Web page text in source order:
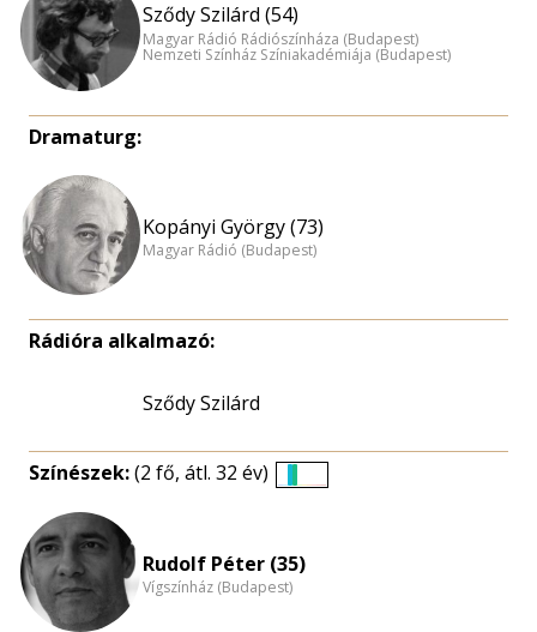
Sződy Szilárd (54)
Magyar Rádió Rádiószínháza (Budapest)
Nemzeti Színház Színiakadémiája (Budapest)
Dramaturg:
Kopányi György (73)
Magyar Rádió (Budapest)
Rádióra alkalmazó:
Sződy Szilárd
Színészek:(2 fő, átl. 32 év)
nagyítása
Rudolf Péter (35)
Vígszínház (Budapest)